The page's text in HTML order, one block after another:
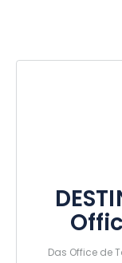
Das Office de